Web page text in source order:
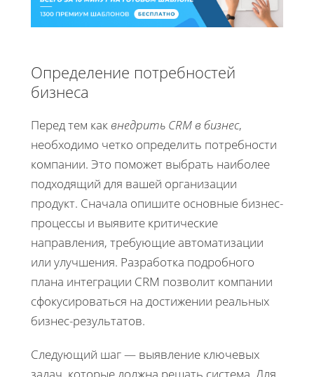
Определение потребностей
бизнеса
Перед тем как внедрить CRM в бизнес,
необходимо четко определить потребности
компании. Это поможет выбрать наиболее
подходящий для вашей организации
продукт. Сначала опишите основные бизнес-
процессы и выявите критические
направления, требующие автоматизации
или улучшения. Разработка подробного
плана интеграции CRM позволит компании
сфокусироваться на достижении реальных
бизнес-результатов.
Следующий шаг — выявление ключевых
задач, которые должна решать система. Для